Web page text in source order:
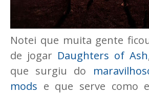
Notei que muita gente
de jogar Daughters of Ash
que surgiu do
mods e que serve como